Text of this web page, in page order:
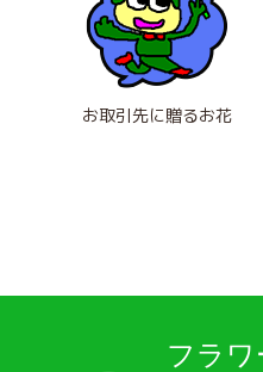
お取引先に贈るお花
フラ